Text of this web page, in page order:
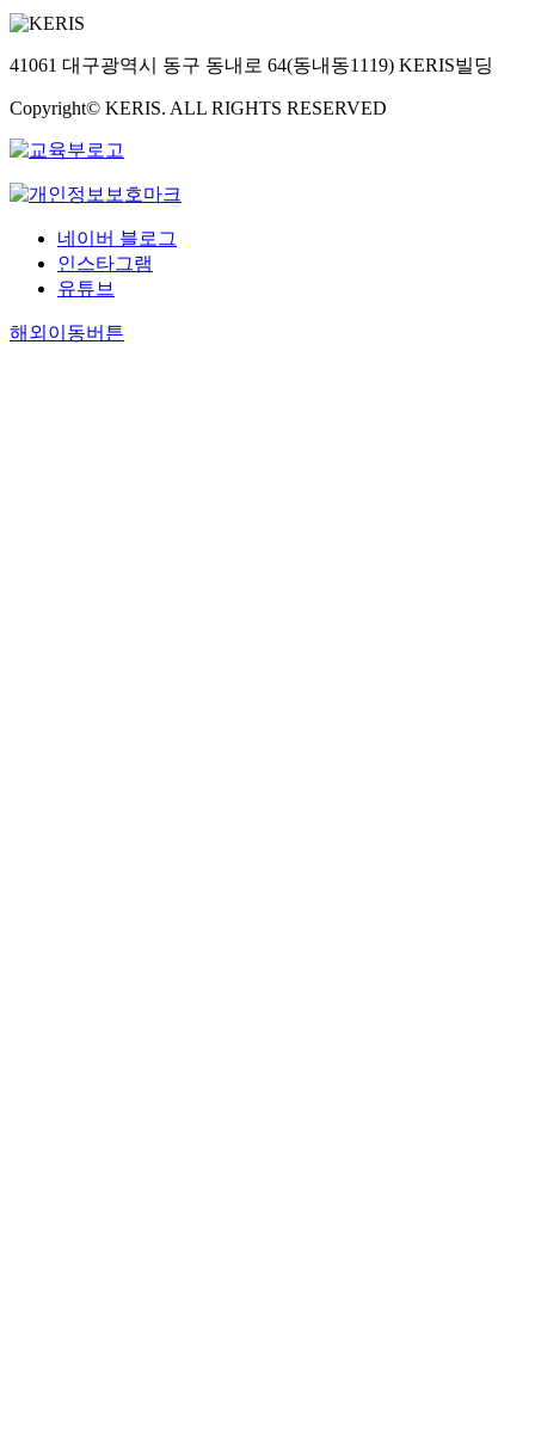
41061 대구광역시 동구 동내로 64(동내동1119) KERIS빌딩
Copyright© KERIS. ALL RIGHTS RESERVED
네이버 블로그
인스타그램
유튜브
해외이동버튼